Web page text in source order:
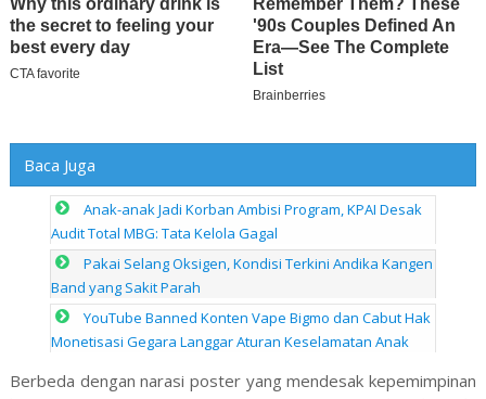
Baca Juga
Anak-anak Jadi Korban Ambisi Program, KPAI Desak
Audit Total MBG: Tata Kelola Gagal
Pakai Selang Oksigen, Kondisi Terkini Andika Kangen
Band yang Sakit Parah
YouTube Banned Konten Vape Bigmo dan Cabut Hak
Monetisasi Gegara Langgar Aturan Keselamatan Anak
Berbeda dengan narasi poster yang mendesak kepemimpinan